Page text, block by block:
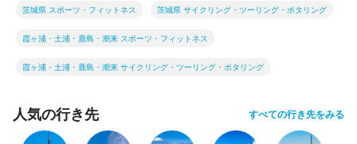
茨城県 スポーツ・フィットネス 茨城県 サイクリング・ツーリング・ポタリング
霞ヶ浦・土浦・鹿島・潮来 スポーツ・フィットネス
霞ヶ浦・土浦・鹿島・潮来 サイクリング・ツーリング・ポタリング
人気の行き先 すべての行き先をみる